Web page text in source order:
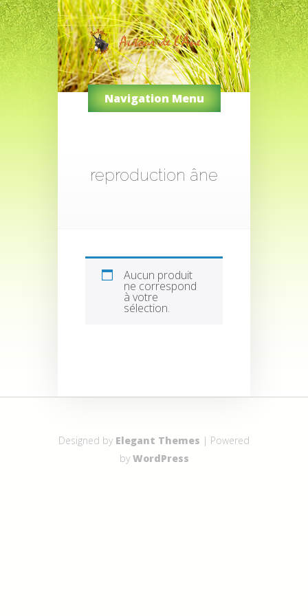
Navigation Menu
reproduction âne
Aucun produit
ne correspond
à votre
sélection.
Designed by Elegant Themes | Powered
by WordPress